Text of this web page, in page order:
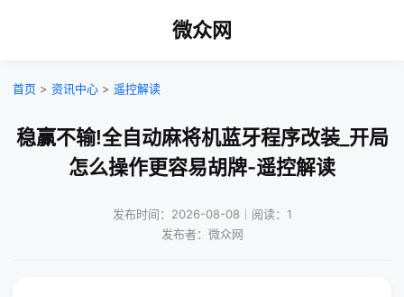
微众网
首页 > 资讯中心 > 遥控解读
稳赢不输!全自动麻将机蓝牙程序改装_开局
怎么操作更容易胡牌-遥控解读
发布时间：2026-08-08｜阅读：1
发布者：微众网